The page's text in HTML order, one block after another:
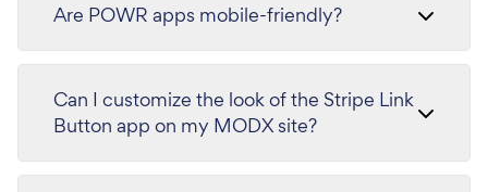
Are POWR apps mobile-friendly?
Can I customize the look of the Stripe Link
Button app on my MODX site?